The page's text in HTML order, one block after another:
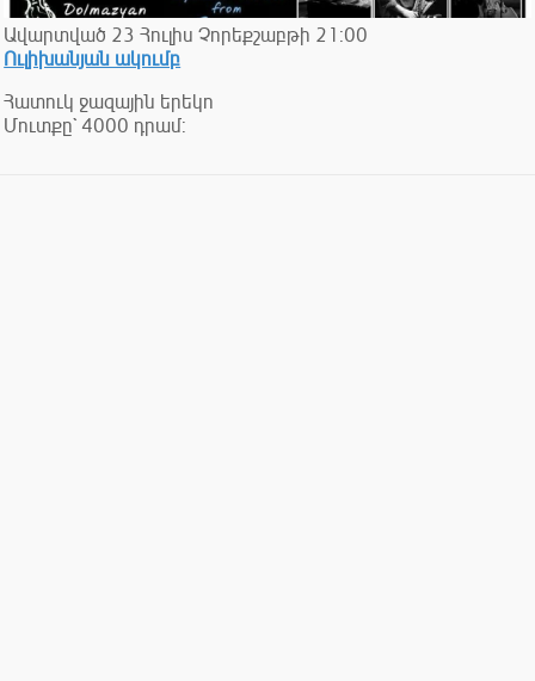
Ավարտված 23 Հուլիս Չորեքշաբթի 21:00
Ուլիխանյան ակումբ
Հատուկ ջազային երեկո
Մուտքը` 4000 դրամ: